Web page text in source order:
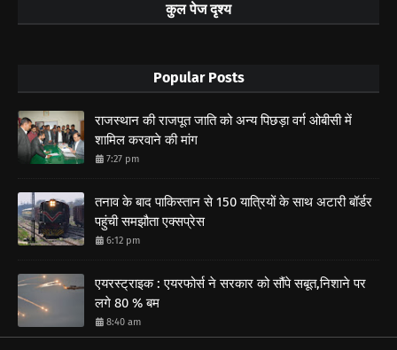
कुल पेज दृश्य
Popular Posts
राजस्थान की राजपूत जाति को अन्य पिछड़ा वर्ग ओबीसी में
शामिल करवाने की मांग
7:27 pm
तनाव के बाद पाकिस्तान से 150 यात्रियों के साथ अटारी बॉर्डर
पहुंची समझौता एक्सप्रेस
6:12 pm
एयरस्ट्राइक : एयरफोर्स ने सरकार को सौंपे सबूत,निशाने पर
लगे 80 % बम
8:40 am